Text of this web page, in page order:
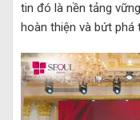
tin đó là nền tảng
hoàn thiện và bứt phá